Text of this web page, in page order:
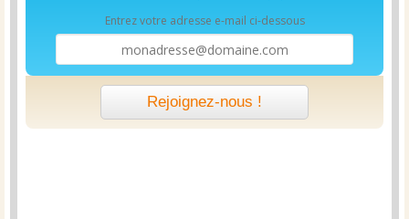
Entrez votre adresse e-mail ci-dessous
Rejoignez-nous !